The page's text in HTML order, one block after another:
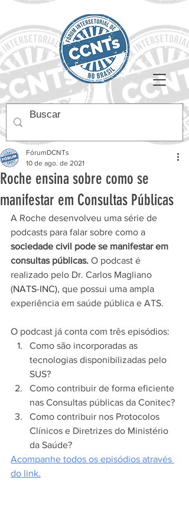
Roche ensina sobre como se
manifestar em Consultas Públicas
FórumDCNTs
10 de ago. de 2021
A Roche desenvolveu uma série de
podcasts para falar sobre como a
sociedade civil pode se manifestar em
consultas públicas. O podcast é
realizado pelo Dr. Carlos Magliano
(NATS-INC), que possui uma ampla
experiência em saúde pública e ATS.
O podcast já conta com três episódios:
Como são incorporadas as
tecnologias disponibilizadas pelo
SUS?
Como contribuir de forma eficiente
nas Consultas públicas da Conitec?
Como contribuir nos Protocolos
Clínicos e Diretrizes do Ministério
da Saúde?
Acompanhe todos os episódios através
do link.